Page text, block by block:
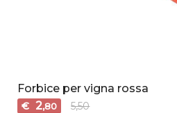
Forbice per vigna rossa
€ 2,80 5,50